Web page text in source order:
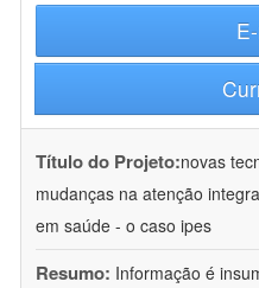
Título do Projeto:novas
mudanças na atenção
em saúde - o caso ipes
Resumo: Informação é